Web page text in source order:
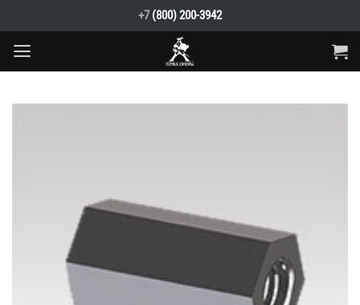
to
content
+7 (800) 200-3942